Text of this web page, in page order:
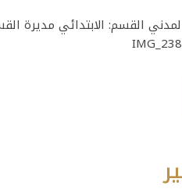
القسم: الابتدائي مديرة